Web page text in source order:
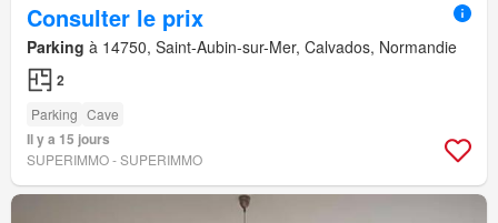
Consulter le prix
Parking à 14750, Saint-Aubin-sur-Mer, Calvados, Normandie
2
Parking Cave
Il y a 15 jours
SUPERIMMO - SUPERIMMO